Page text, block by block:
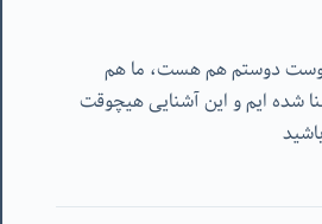
دوستم هم هست، ما هم
شده ایم و این آشنایی هیچوقت